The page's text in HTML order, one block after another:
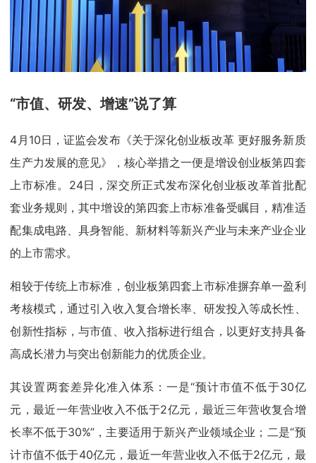
“市值、研发、增速”说了算
4月10日，证监会发布《关于深化创业板改革 更好服务新质
生产力发展的意见》，核心举措之一便是增设创业板第四套
上市标准。24日，深交所正式发布深化创业板改革首批配
套业务规则，其中增设的第四套上市标准备受瞩目，精准适
配集成电路、具身智能、新材料等新兴产业与未来产业企业
的上市需求。
相较于传统上市标准，创业板第四套上市标准摒弃单一盈利
考核模式，通过引入收入复合增长率、研发投入等成长性、
创新性指标，与市值、收入指标进行组合，以更好支持具备
高成长潜力与突出创新能力的优质企业。
其设置两套差异化准入体系：一是“预计市值不低于30亿
元，最近一年营业收入不低于2亿元，最近三年营收复合增
长率不低于30%”，主要适用于新兴产业领域企业；二是“预
计市值不低于40亿元，最近一年营业收入不低于2亿元，最